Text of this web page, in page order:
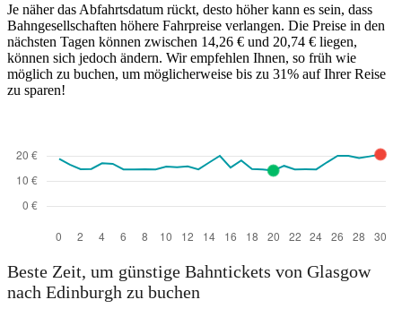
Glasgow
Edinburgh
Je näher das Abfahrtsdatum rückt, desto höher kann es sein, dass
Bahngesellschaften höhere Fahrpreise verlangen. Die Preise in den
nächsten Tagen können zwischen 14,26 € und 20,74 € liegen,
können sich jedoch ändern. Wir empfehlen Ihnen, so früh wie
möglich zu buchen, um möglicherweise bis zu 31% auf Ihrer Reise
zu sparen!
Beste Zeit, um günstige Bahntickets von Glasgow
nach Edinburgh zu buchen